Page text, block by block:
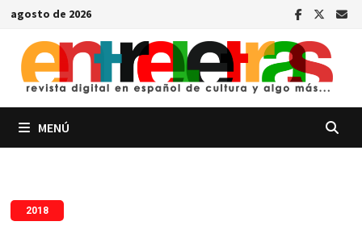
Saltar
contenido
agosto de 2026
MENÚ
2018